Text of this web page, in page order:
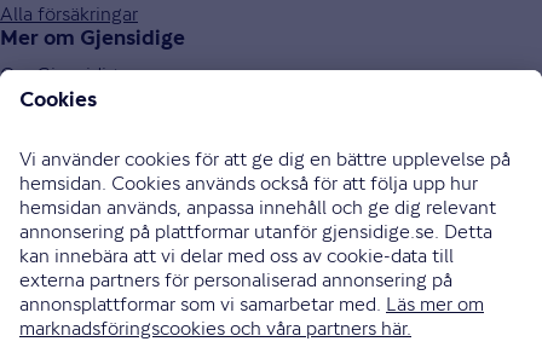
Alla försäkringar
Mer om Gjensidige
Om Gjensidige
Jobba hos oss
Press och media
Investor relations
Samarbetspartners
0771-326 326
Bli uppringd
Skriv till oss
Instagram